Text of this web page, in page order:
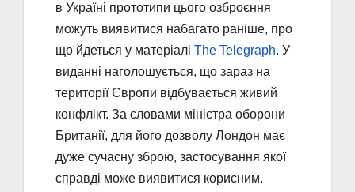
в Україні прототипи цього озброєння
можуть виявитися набагато раніше, про
що йдеться у матеріалі The Telegraph. У
виданні наголошується, що зараз на
території Європи відбувається живий
конфлікт. За словами міністра оборони
Британії, для його дозволу Лондон має
дуже сучасну зброю, застосування якої
справді може виявитися корисним.